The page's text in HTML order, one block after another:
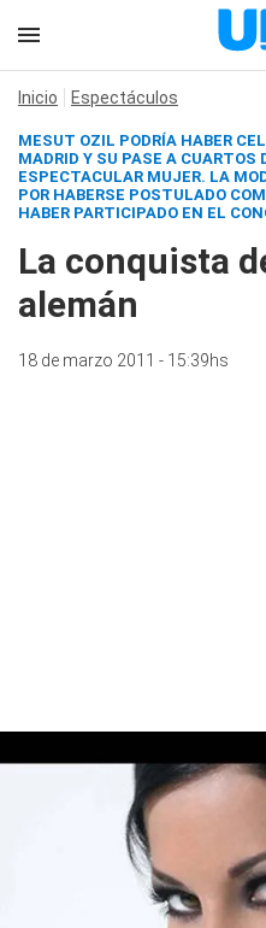
Inicio Espectáculos
MESUT OZIL PODRÍA HABER
MADRID Y SU PASE A
ESPECTACULAR MUJER. LA
POR HABERSE POSTULADO
HABER PARTICIPADO EN EL
La conquista
alemán
18 de marzo 2011 - 15:39hs